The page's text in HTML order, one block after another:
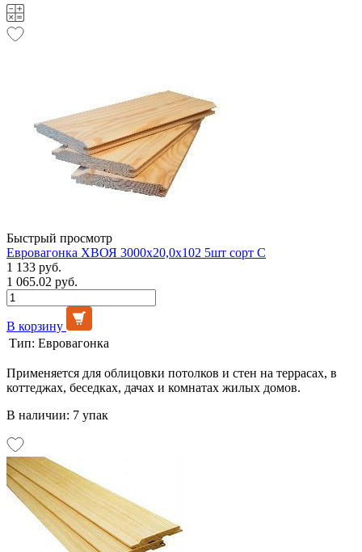
Быстрый просмотр
Евровагонка ХВОЯ 3000х20,0х102 5шт сорт С
1 133 руб.
1 065.02 руб.
В корзину
Тип: Евровагонка
Применяется для облицовки потолков и стен на террасах, в
коттеджах, беседках, дачах и комнатах жилых домов.
В наличии: 7 упак